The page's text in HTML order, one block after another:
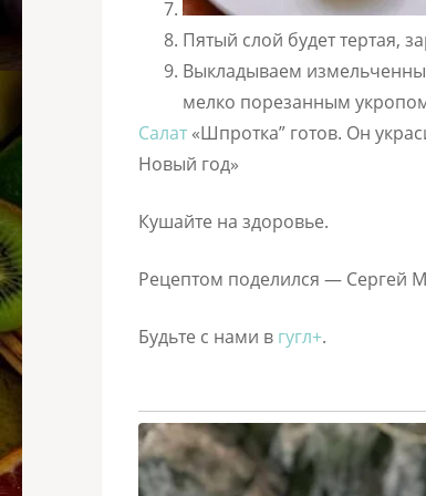
Пятый слой будет тертая,
Выкладываем
мелко порезанным
Салат «Шпротка” готов. Он
Новый год»
Кушайте на здоровье.
Рецептом поделился — Сергей
Будьте с нами в гугл+.